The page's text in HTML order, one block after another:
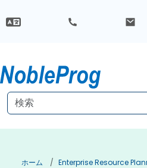
ホーム
Enterprise Resource